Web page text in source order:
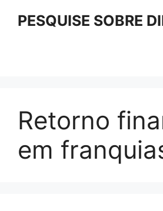
PESQUISE SOBRE
Retorno
em